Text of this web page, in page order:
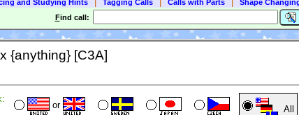
and Studying Hints
Tagging Calls Calls with Parts Shape
Find call:
{anything} [C3A]
or All